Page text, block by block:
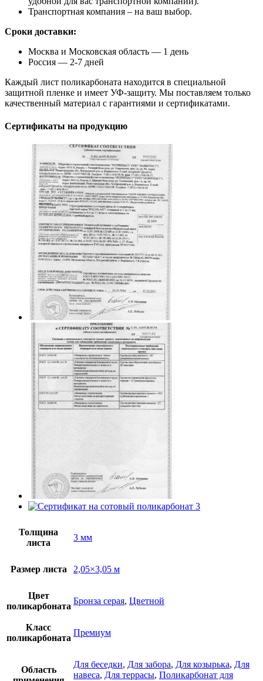
Транспортная компания – на ваш выбор.
Сроки доставки:
Москва и Московская область — 1 день
Россия — 2-7 дней
Каждый лист поликарбоната находится в специальной
защитной пленке и имеет УФ-защиту. Мы поставляем только
качественный материал с гарантиями и сертификатами.
Сертификаты на продукцию
Толщина
листа
3 мм
Размер листа 2,05×3,05 м
Цвет
поликарбоната
Бронза серая, Цветной
Класс
поликарбоната
Премиум
Область
Для беседки, Для забора, Для козырька, Для
навеса, Для террасы, Поликарбонат для